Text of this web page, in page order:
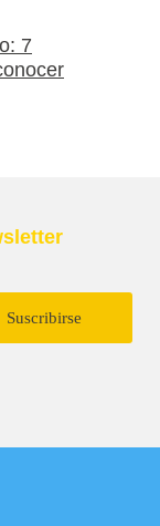
7
Suscribirse